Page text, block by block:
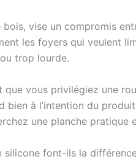
avec la planche à
stable et sûre sur votre
glissement ou
aliments
bois, vise un compromis
les foyers qui veulent
trop lourde.
que vous privilégiez une
bien à l’intention du
une planche pratique
silicone font-ils la